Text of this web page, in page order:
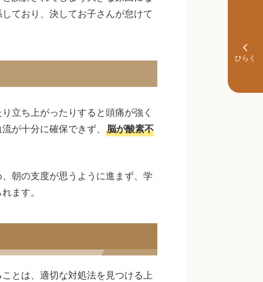
ており、決してお子さんが怠けて
立ち上がったりすると頭痛が強く
が十分に確保できず、 脳が酸素不
朝の支度が思うように進まず、学
ます。
とは、適切な対処法を見つける上